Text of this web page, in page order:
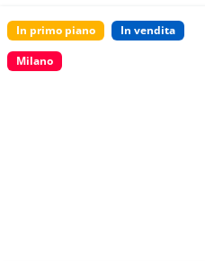
In primo piano
In vendita
Milano